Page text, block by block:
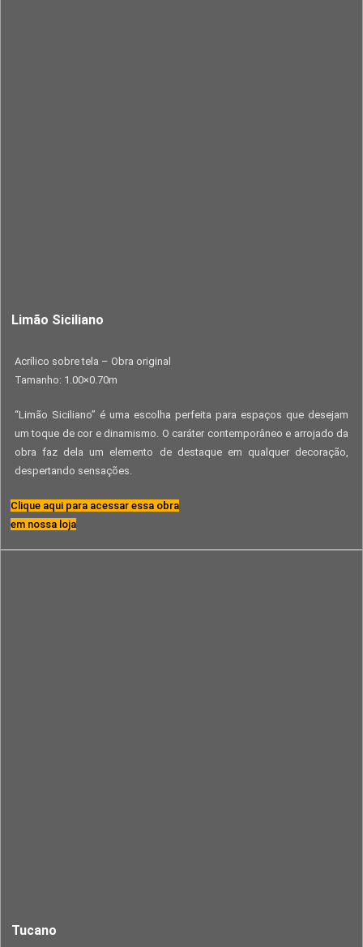
Limão Siciliano
Acrílico sobre tela – Obra original
Tamanho: 1.00×0.70m
“Limão Siciliano” é uma escolha perfeita para espaços que desejam
um toque de cor e dinamismo. O caráter contemporâneo e arrojado da
obra faz dela um elemento de destaque em qualquer decoração,
despertando sensações.
Clique aqui para acessar essa obra
em nossa loja
Tucano